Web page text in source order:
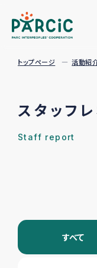
トップページ 活動紹
スタッフ
Staff report
すべて